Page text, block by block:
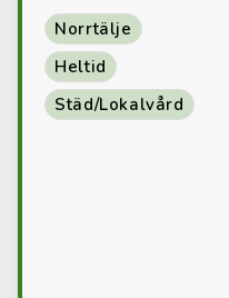
Norrtälje
Heltid
Städ/Lokalvård